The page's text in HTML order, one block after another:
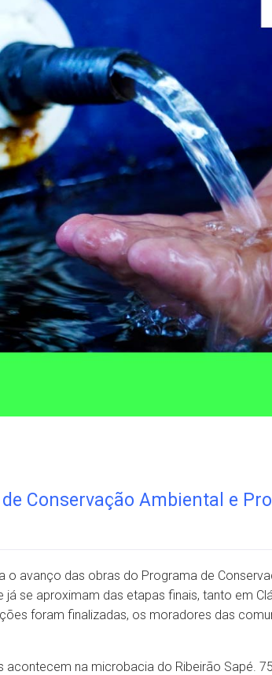
Conservação Ambiental e
o avanço das obras do Programa de
se aproximam das etapas finais, tanto em
foram finalizadas, os moradores das
acontecem na microbacia do Ribeirão Sapé.